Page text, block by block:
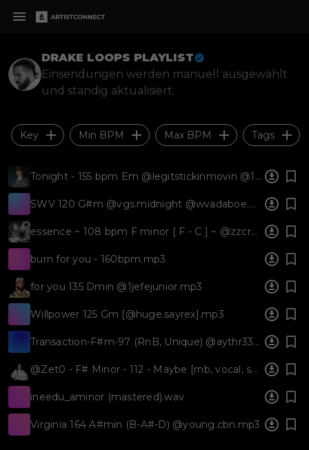
DRAKE LOOPS PLAYLIST
Einsendungen werden manuell ausgewählt
und ständig aktualisiert.
Key Min BPM Max BPM Tags
Tonight - 155 bpm Em @legitstickinmovin @1jefejunior.mp3
SWV 120 G#m @vgs.midnight @wvadaboe.mp3
essence ~ 108 bpm F minor [ F - C ] ~ @zzcrnwav.wav
burn for you - 160bpm.mp3
for you 135 Dmin @1jefejunior.mp3
Willpower 125 Gm [@huge.sayrex].mp3
Transaction-F#m-97 (RnB, Unique) @aythr33 x @5starrbeatz.mp3
@Zet0 - F# Minor - 112 - Maybe [rnb, vocal, synth].wav
ineedu_aminor (mastered).wav
Virginia 164 A#min (B-A#-D) @young.cbn.mp3